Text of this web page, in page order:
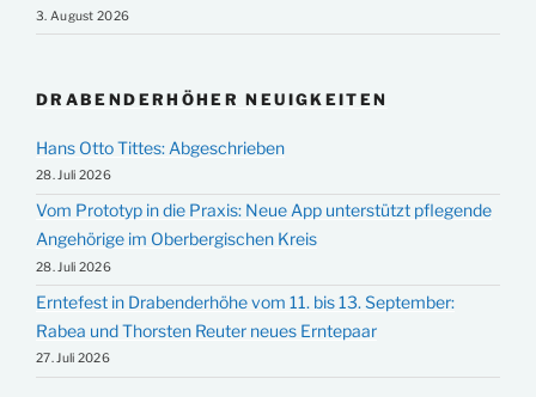
3. August 2026
DRABENDERHÖHER NEUIGKEITEN
Hans Otto Tittes: Abgeschrieben
28. Juli 2026
Vom Prototyp in die Praxis: Neue App unterstützt pflegende
Angehörige im Oberbergischen Kreis
28. Juli 2026
Erntefest in Drabenderhöhe vom 11. bis 13. September:
Rabea und Thorsten Reuter neues Erntepaar
27. Juli 2026